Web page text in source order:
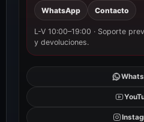
WhatsApp Contacto
L-V 10:00–19:00 · Soporte
y devoluciones.